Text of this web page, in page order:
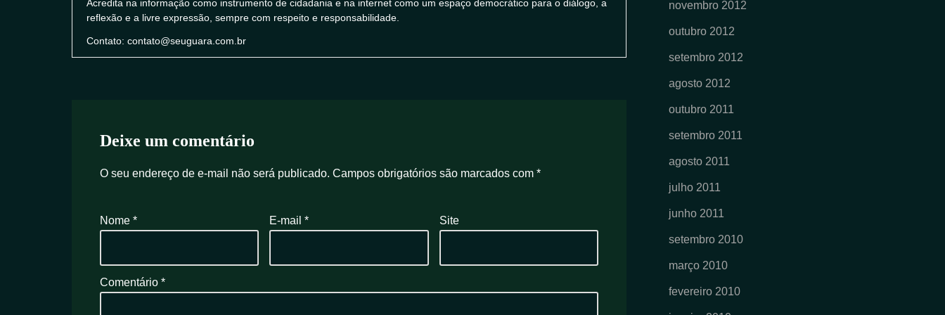
Acredita na informação como instrumento de cidadania e na internet como um espaço democrático para o diálogo, a
reflexão e a livre expressão, sempre com respeito e responsabilidade.
Contato: contato@seuguara.com.br
Deixe um comentário
O seu endereço de e-mail não será publicado. Campos obrigatórios são marcados com *
Nome * E-mail* Site
Comentário *
novembro 2012
outubro 2012
setembro 2012
agosto 2012
outubro 2011
setembro 2011
agosto 2011
julho 2011
junho 2011
setembro 2010
março 2010
fevereiro 2010